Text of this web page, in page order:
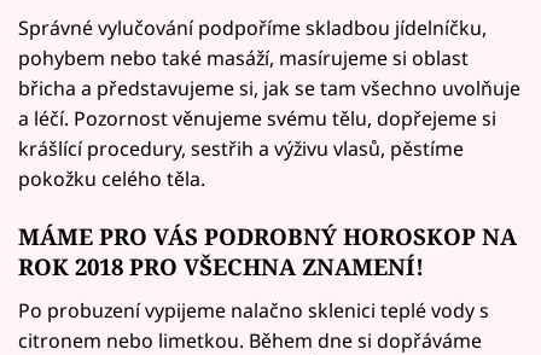
Správné vylučování podpoříme skladbou jídelníčku,
pohybem nebo také masáží, masírujeme si oblast
břicha a představujeme si, jak se tam všechno uvolňuje
a léčí. Pozornost věnujeme svému tělu, dopřejeme si
krášlící procedury, sestřih a výživu vlasů, pěstíme
pokožku celého těla.
MÁME PRO VÁS PODROBNÝ HOROSKOP NA
ROK 2018 PRO VŠECHNA ZNAMENÍ!
Po probuzení vypijeme nalačno sklenici teplé vody s
citronem nebo limetkou. Během dne si dopřáváme